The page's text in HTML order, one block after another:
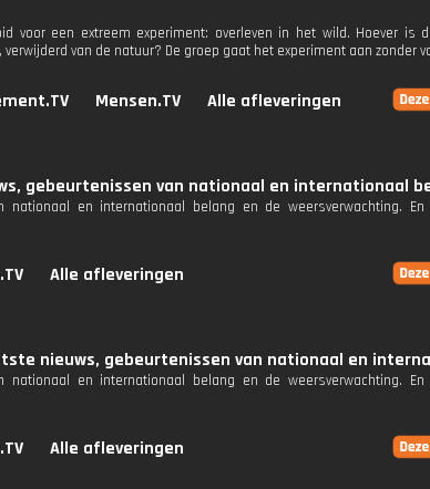
voor een extreem experiment: overleven in het wild. Hoever is
van de natuur? De groep gaat het experiment aan zonder
Mensen.TV Alle afleveringen
gebeurtenissen van nationaal en internationaal
en internationaal belang en de weersverwachting.
Alle afleveringen
nieuws, gebeurtenissen van nationaal en
en internationaal belang en de weersverwachting.
Alle afleveringen